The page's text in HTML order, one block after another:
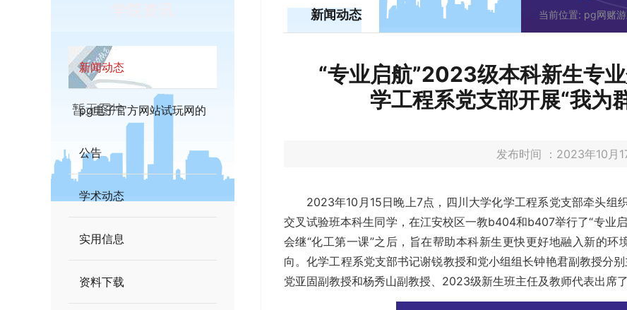
学院资讯
新闻动态
pg电子官方网站试玩网的
公告
学术动态
实用信息
资料下载
新闻动态 当前位置: pg网赌
“专业启航”2023级本科新生专
学工程系党支部开展“我为
发布时间 ：2023年10
2023年10月15日晚上7点，四川大学化学工程系党支部牵头
交叉试验班本科生同学，在江安校区一教b404和b407举行了“专业
会继“化工第一课”之后，旨在帮助本科新生更快更好地融入新的
向。化学工程系党支部书记谢锐教授和党小组组长钟艳君副教授分
党亚固副教授和杨秀山副教授、2023级新生班主任及教师代表出席了